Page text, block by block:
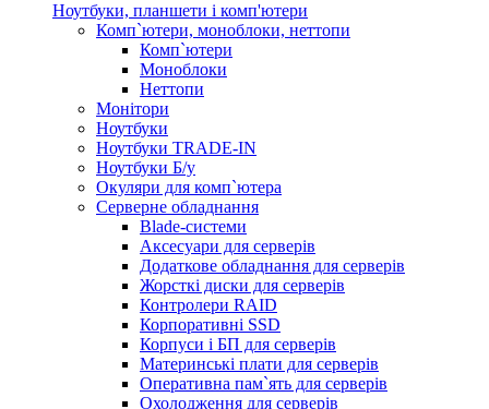
Ноутбуки, планшети і комп'ютери
Комп`ютери, моноблоки, неттопи
Комп`ютери
Моноблоки
Неттопи
Монітори
Ноутбуки
Ноутбуки TRADE-IN
Ноутбуки Б/у
Окуляри для комп`ютера
Серверне обладнання
Blade-системи
Аксесуари для серверів
Додаткове обладнання для серверів
Жорсткі диски для серверів
Контролери RAID
Корпоративні SSD
Корпуси і БП для серверів
Материнські плати для серверів
Оперативна пам`ять для серверів
Охолодження для серверів